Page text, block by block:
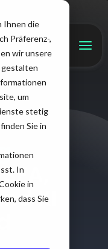
Ihnen die
Präferenz-,
wir unsere
um
stetig
Sie in
In
in
dass Sie
KI